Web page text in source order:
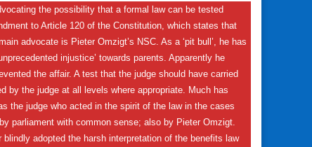
the possibility that a formal law can be tested
to Article 120 of the Constitution, which states that
advocate is Pieter Omzigt’s NSC. As a ‘pit bull’, he has
injustice’ towards parents. Apparently he
the affair. A test that the judge should have carried
by the judge at all levels where appropriate. Much has
the judge who acted in the spirit of the law in the cases
parliament with common sense; also by Pieter Omzigt.
adopted the harsh interpretation of the benefits law